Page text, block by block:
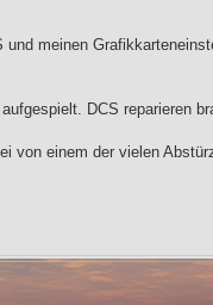
meinen
DCS reparieren
von einem der vielen